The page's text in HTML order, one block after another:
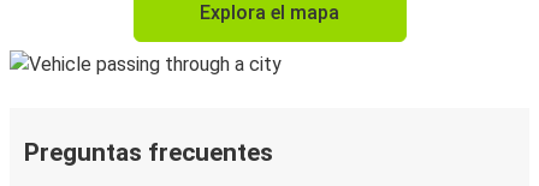
Explora el mapa
Preguntas frecuentes